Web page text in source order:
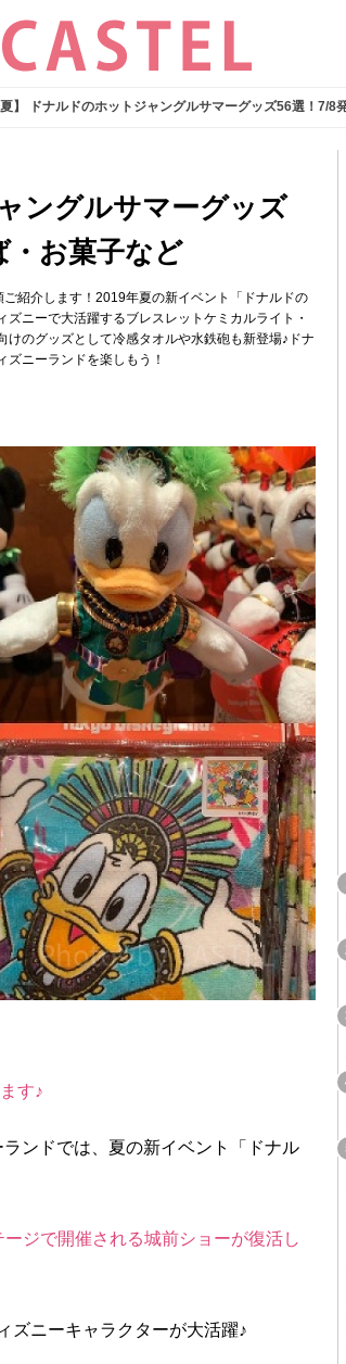
夏】 ドナルドのホットジャングルサマーグッズ56選！7/8
ングルサマーグッズ
・お菓子など
紹介します！2019年夏の新イベント「ドナルドの
ニーで大活躍するブレスレットケミカルライト・
のグッズとして冷感タオルや水鉄砲も新登場♪ドナ
ニーランドを楽しもう！
す♪
ンドでは、夏の新イベント「ドナル
ジで開催される城前ショーが復活し
ズニーキャラクターが大活躍♪